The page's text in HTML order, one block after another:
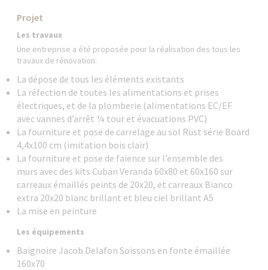
Projet
Les travaux
Une entreprise a été proposée pour la réalisation des tous les
travaux de rénovation:
La dépose de tous les éléments existants
La réfection de toutes les alimentations et prises
électriques, et de la plomberie (alimentations EC/EF
avec vannes d’arrêt ¼ tour et évacuations PVC)
La fourniture et pose de carrelage au sol Rust série Board
4,4x100 cm (imitation bois clair)
La fourniture et pose de faience sur l’ensemble des
murs avec des kits Cuban Veranda 60x80 et 60x160 sur
carreaux émaillés peints de 20x20, et carreaux Bianco
extra 20x20 blanc brillant et bleu ciel brillant A5
La mise en peinture
Les équipements
Baignoire Jacob Delafon Soissons en fonte émaillée
160x70